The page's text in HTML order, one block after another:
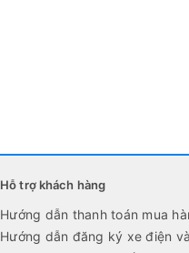
Hỗ trợ khách hàng
Hướng dẫn thanh toán mua
Hướng dẫn đăng ký xe điện